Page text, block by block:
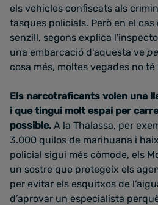
els vehicles confiscats als
tasques policials. Però en el
senzill, segons explica
una embarcació d'aquesta ve
cosa més, moltes vegades no
Els narcotraficants volen una
i que tingui molt espai per
possible. A la Thalassa, per
3.000 quilos de marihuana i
policial sigui més còmode, els
un sostre que protegeix els
per evitar els esquitxos de
d’aprovar un especialista